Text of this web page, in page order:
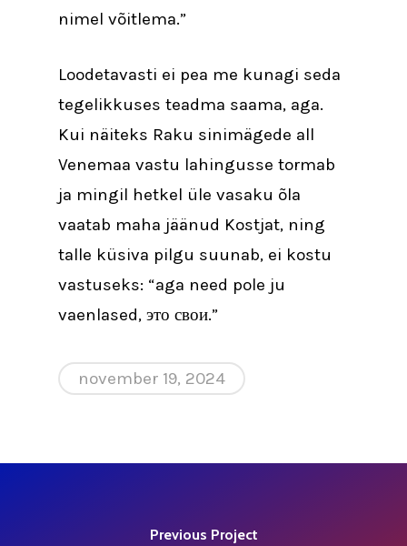
nimel võitlema.”
Loodetavasti ei pea me kunagi seda
tegelikkuses teadma saama, aga.
Kui näiteks Raku sinimägede all
Venemaa vastu lahingusse tormab
ja mingil hetkel üle vasaku õla
vaatab maha jäänud Kostjat, ning
talle küsiva pilgu suunab, ei kostu
vastuseks: “aga need pole ju
vaenlased, это свои.”
november 19, 2024
Previous Project